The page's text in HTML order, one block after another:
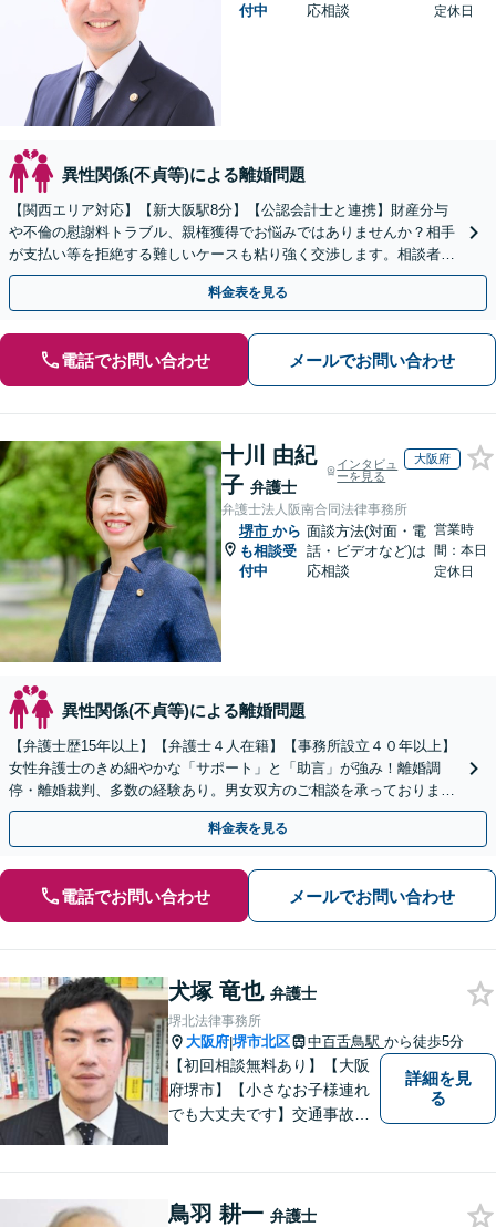
付中
応相談
定休日
異性関係(不貞等)による離婚問題
【関西エリア対応】【新大阪駅8分】【公認会計士と連携】財産分与
や不倫の慰謝料トラブル、親権獲得でお悩みではありませんか？相手
が支払い等を拒絶する難しいケースも粘り強く交渉します。相談者の
お気持ちに寄り添い、最後まで徹底サポート！
料金表を見る
電話でお問い合わせ メールでお問い合わせ
十川 由紀
子 弁護士
インタビュ
ーを見る
大阪府
弁護士法人阪南合同法律事務所
堺市 から
も相談受
付中
面談方法(対面・電
話・ビデオなど)は
応相談
営業時
間：本日
定休日
異性関係(不貞等)による離婚問題
【弁護士歴15年以上】【弁護士４人在籍】【事務所設立４０年以上】
女性弁護士のきめ細やかな「サポート」と「助言」が強み！離婚調
停・離婚裁判、多数の経験あり。男女双方のご相談を承っております
【お子さま連れのご相談OK】【南海岸和田駅徒歩3分】
料金表を見る
電話でお問い合わせ メールでお問い合わせ
犬塚 竜也 弁護士
堺北法律事務所
大阪府|堺市北区 中百舌鳥駅 から徒歩5分
【初回相談無料あり】【大阪
府堺市】【小さなお子様連れ
でも大丈夫です】交通事故、
詳細を見
る
鳥羽 耕一 弁護士